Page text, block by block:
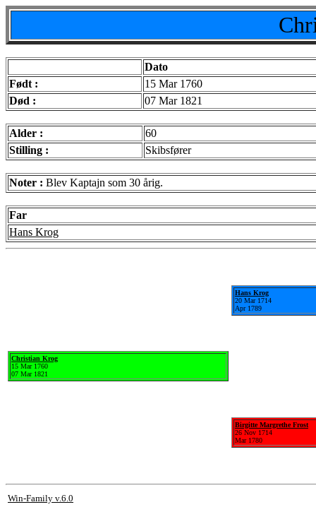
Dato
Født :
15 Mar 1760
Død :
07 Mar 1821
Alder :
60
Stilling :
Skibsfører
Noter : Blev Kaptajn som 30 årig.
Far
Hans Krog
Christian Krog
15 Mar 1760
07 Mar 1821
Hans Krog
20 Mar 1714
Apr 1789
Birgitte Margrethe Frost
26 Nov 1714
Mar 1780
Win-Family v.6.0